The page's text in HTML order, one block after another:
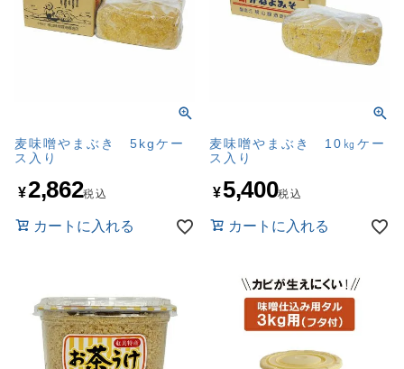
麦味噌やまぶき 5kgケー
ス入り
¥2,862税込
カートに入れる
麦味噌やまぶき 10㎏ケー
ス入り
¥5,400税込
カートに入れる